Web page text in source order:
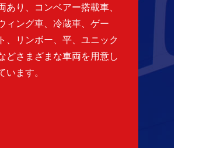
あり、コンベアー搭載車、
ィング車、冷蔵車、ゲー
ト、リンボー、平、ユニック
どさまざまな車両を用意し
います。